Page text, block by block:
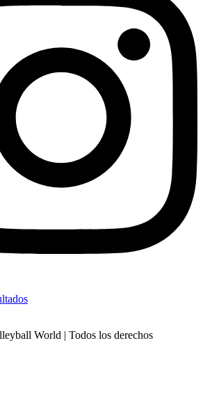
World | Todos los derechos